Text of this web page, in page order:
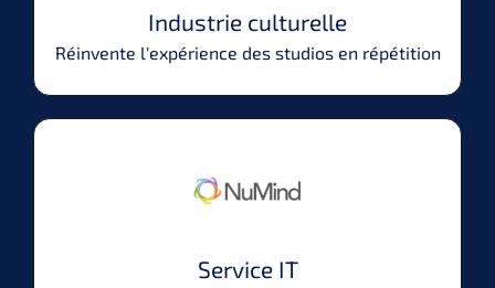
Industrie culturelle
Réinvente l'expérience des studios en répétition
Service IT